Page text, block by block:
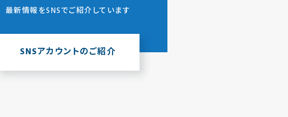
最新情報をSNSでご紹介しています
SNSアカウントのご紹介